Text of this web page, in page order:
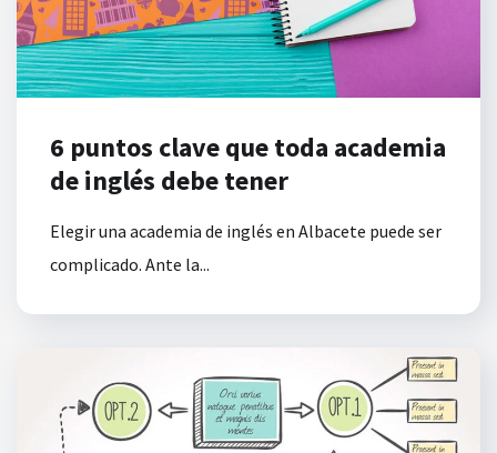
6 puntos clave que toda academia
de inglés debe tener
Elegir una academia de inglés en Albacete puede ser
complicado. Ante la...